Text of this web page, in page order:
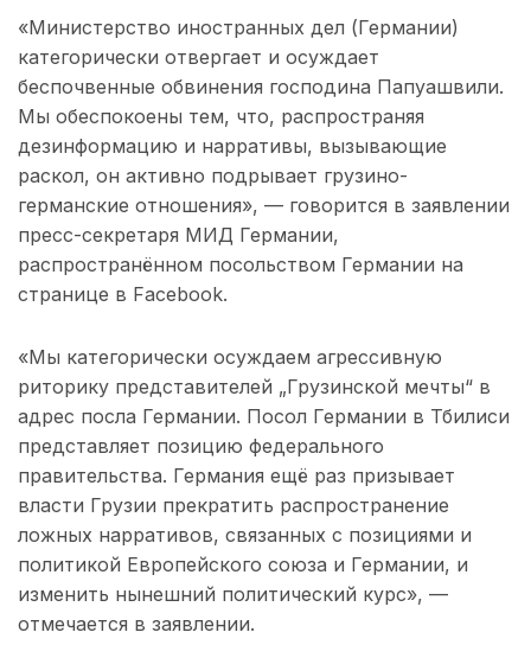
«Министерство иностранных дел (Германии)
категорически отвергает и осуждает
беспочвенные обвинения господина Папуашвили.
Мы обеспокоены тем, что, распространяя
дезинформацию и нарративы, вызывающие
раскол, он активно подрывает грузино-
германские отношения», — говорится в заявлении
пресс-секретаря МИД Германии,
распространённом посольством Германии на
странице в Facebook.
«Мы категорически осуждаем агрессивную
риторику представителей „Грузинской мечты“ в
адрес посла Германии. Посол Германии в Тбилиси
представляет позицию федерального
правительства. Германия ещё раз призывает
власти Грузии прекратить распространение
ложных нарративов, связанных с позициями и
политикой Европейского союза и Германии, и
изменить нынешний политический курс», —
отмечается в заявлении.